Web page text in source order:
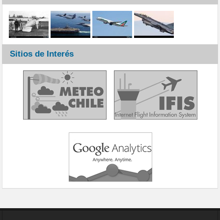
Sitios de Interés